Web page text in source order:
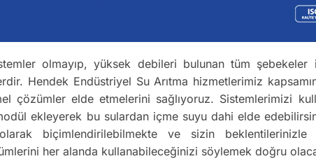
olmayıp, yüksek debileri bulunan tüm
Hendek Endüstriyel Su Arıtma hizmetlerimiz
çözümler elde etmelerini sağlıyoruz. Sistemlerimizi
ekleyerek bu sulardan içme suyu dahi elde
biçimlendirilebilmekte ve sizin
her alanda kullanabileceğinizi söylemek doğru